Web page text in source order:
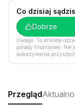
Co dzisiaj
Dobrze
Uwaga: Ta ankieta
porady finansowej. Nie
wskazywania
Przegląd